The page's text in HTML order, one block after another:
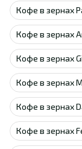
Кофе в зернах
Кофе в зернах
Кофе в зернах
Кофе в зернах
Кофе в зернах
Кофе в зернах